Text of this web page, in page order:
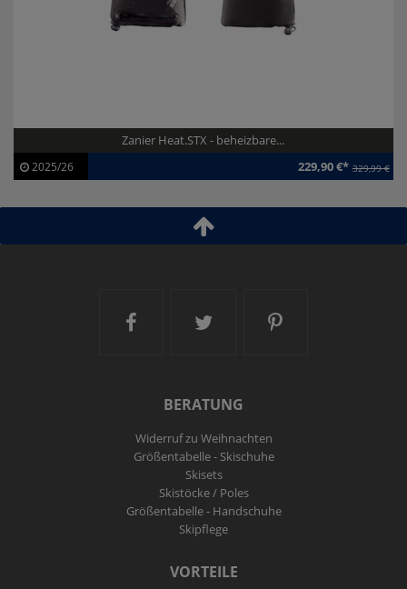
Zanier Heat.STX - beheizbare...
2025/26 229,90 €* 329,99 €
Ski and More auf Facebook
Ski and More auf
Ski and More
BERATUNG
Widerruf zu Weihnachten
Größentabelle - Skischuhe
Skisets
Skistöcke / Poles
Größentabelle - Handschuhe
Skipflege
VORTEILE